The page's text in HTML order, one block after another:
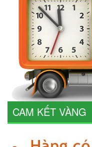
CAM KẾT VÀNG